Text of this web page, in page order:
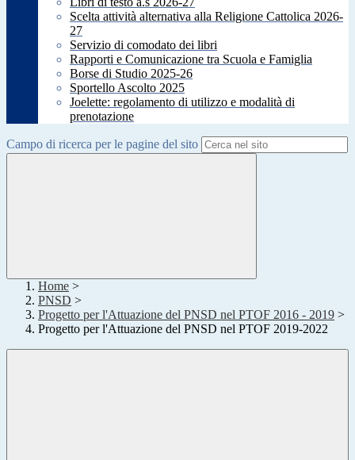
Scelta attività alternativa alla Religione Cattolica 2026-
27
Servizio di comodato dei libri
Rapporti e Comunicazione tra Scuola e Famiglia
Borse di Studio 2025-26
Sportello Ascolto 2025
Joelette: regolamento di utilizzo e modalità di
prenotazione
Campo di ricerca per le pagine del sito
Home >
PNSD >
Progetto per l'Attuazione del PNSD nel PTOF 2016 - 2019 >
Progetto per l'Attuazione del PNSD nel PTOF 2019-2022